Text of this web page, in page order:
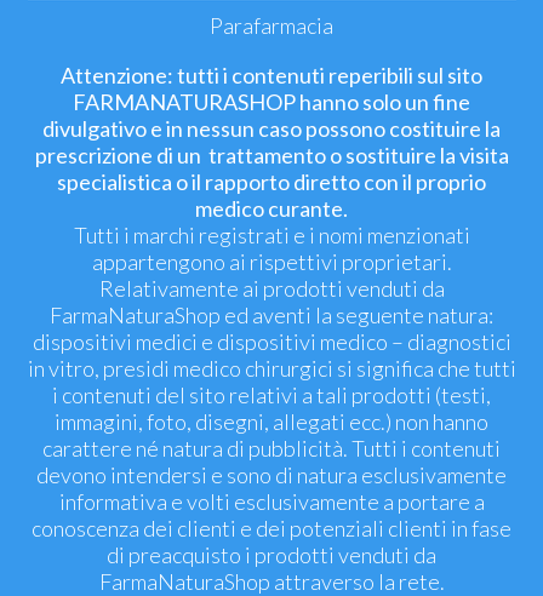
Parafarmacia
Attenzione: tutti i contenuti reperibili sul sito
FARMANATURASHOP hanno solo un fine
divulgativo e in nessun caso possono costituire la
prescrizione di un trattamento o sostituire la visita
specialistica o il rapporto diretto con il proprio
medico curante.
Tutti i marchi registrati e i nomi menzionati
appartengono ai rispettivi proprietari.
Relativamente ai prodotti venduti da
FarmaNaturaShop ed aventi la seguente natura:
dispositivi medici e dispositivi medico – diagnostici
in vitro, presidi medico chirurgici si significa che tutti
i contenuti del sito relativi a tali prodotti (testi,
immagini, foto, disegni, allegati ecc.) non hanno
carattere né natura di pubblicità. Tutti i contenuti
devono intendersi e sono di natura esclusivamente
informativa e volti esclusivamente a portare a
conoscenza dei clienti e dei potenziali clienti in fase
di preacquisto i prodotti venduti da
FarmaNaturaShop attraverso la rete.